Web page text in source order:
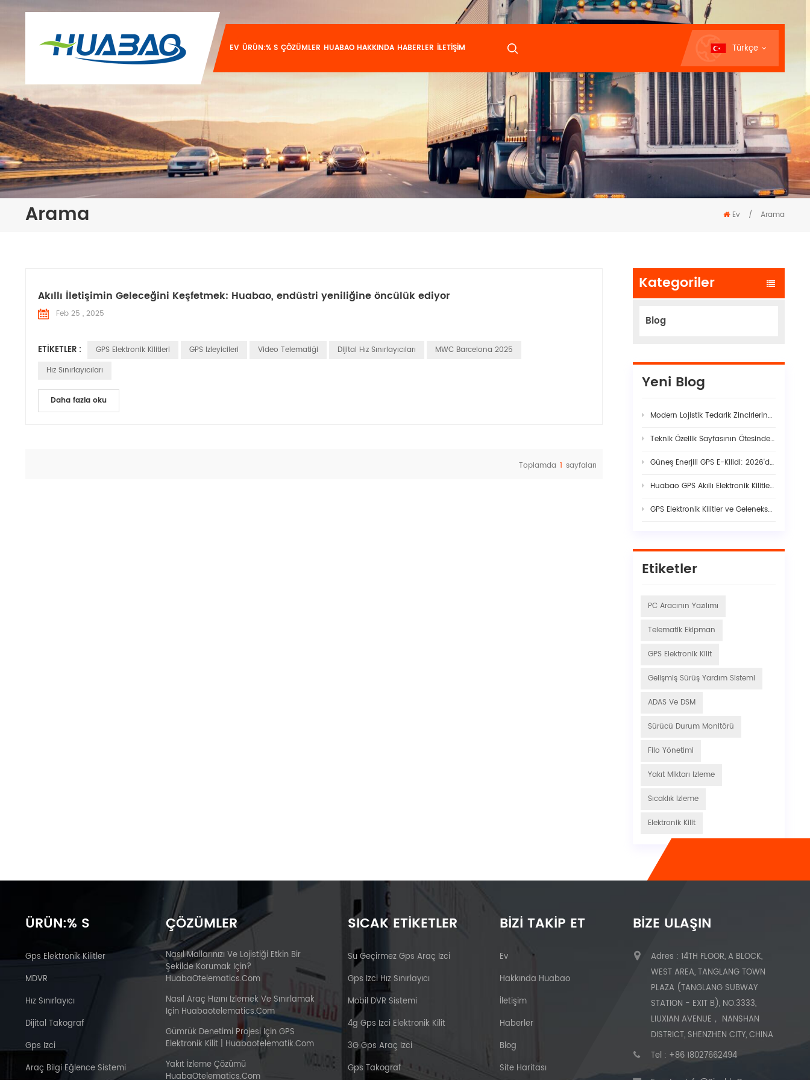
EV ÜRÜN:% S ÇÖZÜMLER HUABAO HAKKINDA HABERLER İLETIŞIM Türkçe
Arama Ev / Arama
Akıllı İletişimin Geleceğini Keşfetmek: Huabao, endüstri yeniliğine öncülük ediyor
Feb 25 , 2025
ETIKETLER : GPS Elektronik Kilitleri GPS Izleyicileri Video Telematiği Dijital Hız Sınırlayıcıları
MWC Barcelona 2025
Hız Sınırlayıcıları
Daha fazla oku
Toplamda 1 sayfaları
Kategoriler
Blog
Yeni Blog
Modern Lojistik Tedarik Zincirlerindeki Gizli Güvenlik Açıkları
Teknik Özellik Sayfasının Ötesinde: Gerçek Filo Yapay Zekâ Araç Kamerası Kararlılığı Neden Titiz Donanım-Yazılım Birlikteliği Gerektirir
Güneş Enerjili GPS E-Kilidi: 2026'da Akıllı Kargo Güvenliği İçin Eksiksiz Rehber
Huabao GPS Akıllı Elektronik Kilitler: Dijital Sınır Kontrolü ile Gümrük Verimliliğinde ve Sınır Ötesi Lojistikte Devrim Yaratıyor
GPS Elektronik Kilitler ve Geleneksel Mühürler: Modern Kargo Güvenliğine Mühendislik Açısından Görünürlük
Etiketler
PC Aracının Yazılımı
Telematik Ekipman
GPS Elektronik Kilit
Gelişmiş Sürüş Yardım Sistemi
ADAS Ve DSM
Sürücü Durum Monitörü
Filo Yönetimi
Yakıt Miktarı Izleme
Sıcaklık Izleme
Elektronik Kilit
ÜRÜN:% S
Gps Elektronik Kilitler
MDVR
Hız Sınırlayıcı
Dijital Takograf
Gps Izci
Araç Bilgi Eğlence Sistemi
ÇÖZÜMLER
Nasıl Mallarınızı Ve Lojistiği Etkin Bir
Şekilde Korumak Için?
HuabaOtelematics.com
Nasıl Araç Hızını Izlemek Ve Sınırlamak
Için Huabaotelematics.com
Gümrük Denetimi Projesi Için GPS
Elektronik Kilit | Huabaotelematik.com
Yakıt İzleme Çözümü
HuabaOtelematics.com
SICAK ETIKETLER
Su Geçirmez Gps Araç Izci
Gps Izci Hız Sınırlayıcı
Mobil DVR Sistemi
4g Gps Izci Elektronik Kilit
3G Gps Araç Izci
Gps Takograf
BIZI TAKIP ET
Ev
Hakkında Huabao
İletişim
Haberler
Blog
Site Haritası
BIZE ULAŞIN
Adres : 14TH FLOOR, A BLOCK,
WEST AREA, TANGLANG TOWN
PLAZA (TANGLANG SUBWAY
STATION - EXIT B), NO.3333,
LIUXIAN AVENUE， NANSHAN
DISTRICT, SHENZHEN CITY, CHINA
Tel : +86 18027662494